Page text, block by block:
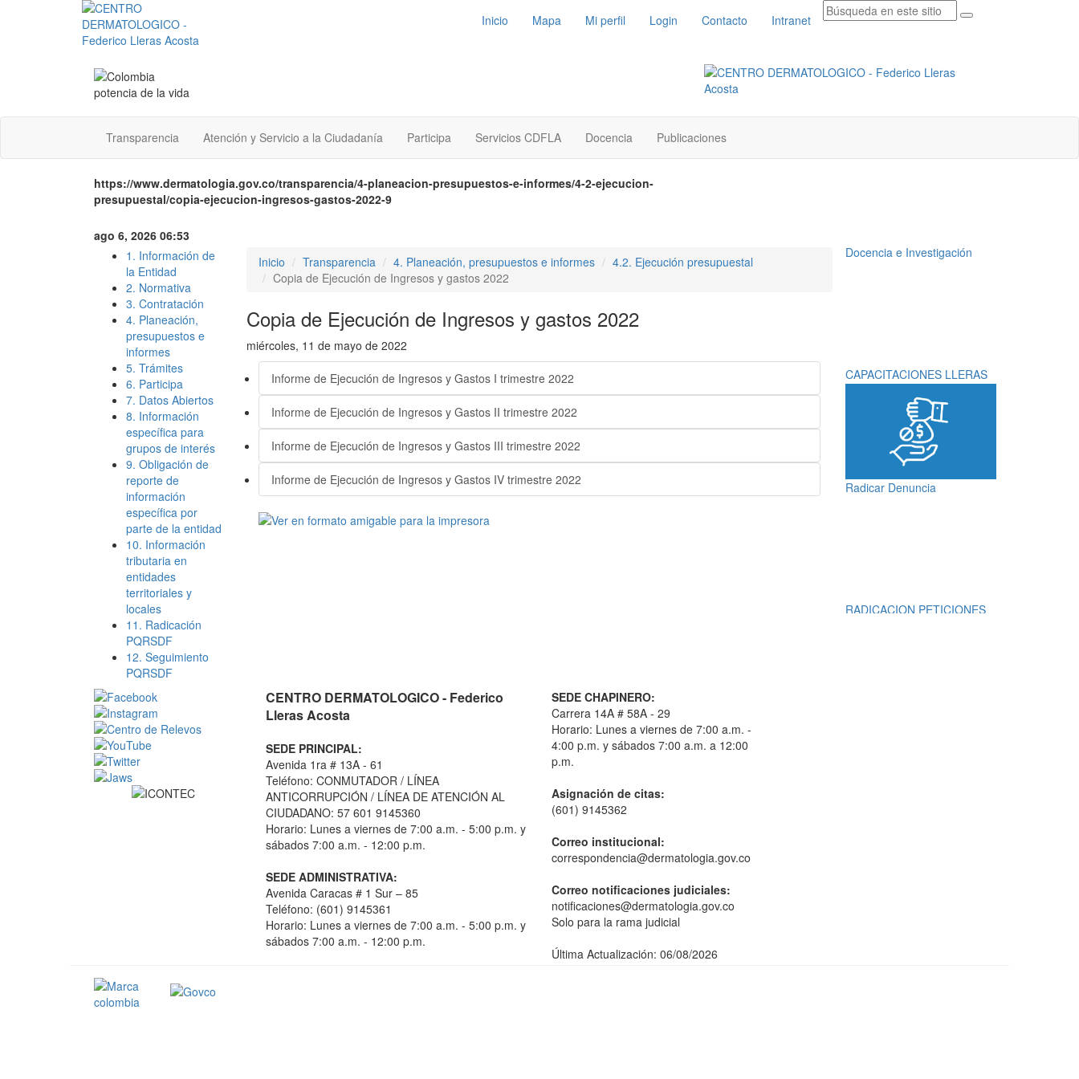
Inicio Mapa Mi perfil Login Contacto Intranet
Transparencia Atención y Servicio a la Ciudadanía Participa Servicios CDFLA Docencia Publicaciones
https://www.dermatologia.gov.co/transparencia/4-planeacion-presupuestos-e-informes/4-2-ejecucion-
presupuestal/copia-ejecucion-ingresos-gastos-2022-9
ago 6, 2026 06:53
1. Información de
la Entidad
2. Normativa
3. Contratación
4. Planeación,
presupuestos e
informes
5. Trámites
6. Participa
7. Datos Abiertos
8. Información
específica para
grupos de interés
9. Obligación de
reporte de
información
específica por
parte de la entidad
10. Información
tributaria en
entidades
territoriales y
locales
11. Radicación
PQRSDF
12. Seguimiento
PQRSDF
Inicio Transparencia 4. Planeación, presupuestos e informes
4.2. Ejecución presupuestal
Copia de Ejecución de Ingresos y gastos 2022
Copia de Ejecución de Ingresos y gastos 2022
miércoles, 11 de mayo de 2022
Informe de Ejecución de Ingresos y Gastos I trimestre 2022
Informe de Ejecución de Ingresos y Gastos II trimestre 2022
Informe de Ejecución de Ingresos y Gastos III trimestre 2022
Informe de Ejecución de Ingresos y Gastos IV trimestre 2022
RADICACION ORFEO
Docencia e Investigación
CAPACITACIONES LLERAS
Radicar Denuncia
RADICACION PETICIONES
CENTRO DERMATOLOGICO - Federico
Lleras Acosta
SEDE PRINCIPAL:
Avenida 1ra # 13A - 61
Teléfono: CONMUTADOR / LÍNEA
ANTICORRUPCIÓN / LÍNEA DE ATENCIÓN AL
CIUDADANO: 57 601 9145360
Horario: Lunes a viernes de 7:00 a.m. - 5:00 p.m. y
sábados 7:00 a.m. - 12:00 p.m.
SEDE ADMINISTRATIVA:
Avenida Caracas # 1 Sur – 85
Teléfono: (601) 9145361
Horario: Lunes a viernes de 7:00 a.m. - 5:00 p.m. y
sábados 7:00 a.m. - 12:00 p.m.
SEDE CHAPINERO:
Carrera 14A # 58A - 29
Horario: Lunes a viernes de 7:00 a.m. -
4:00 p.m. y sábados 7:00 a.m. a 12:00
p.m.
Asignación de citas:
(601) 9145362
Correo institucional:
correspondencia@dermatologia.gov.co
Correo notificaciones judiciales:
notificaciones@dermatologia.gov.co
Solo para la rama judicial
Última Actualización: 06/08/2026